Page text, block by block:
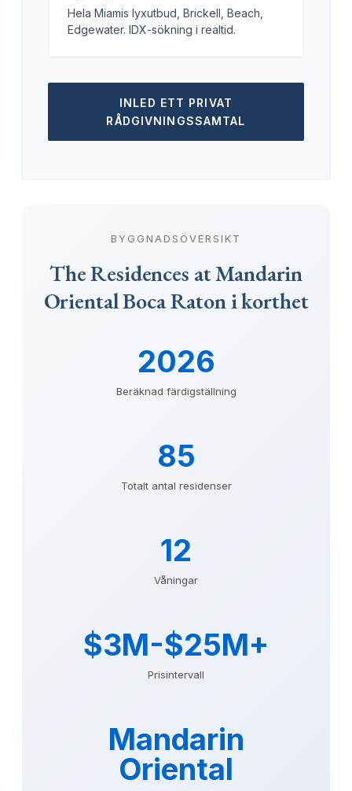
Hela Miamis lyxutbud, Brickell, Beach,
Edgewater. IDX-sökning i realtid.
INLED ETT PRIVAT
RÅDGIVNINGSSAMTAL
BYGGNADSÖVERSIKT
The Residences at Mandarin
Oriental Boca Raton i korthet
2026
Beräknad färdigställning
85
Totalt antal residenser
12
Våningar
$3M-$25M+
Prisintervall
Mandarin
Oriental